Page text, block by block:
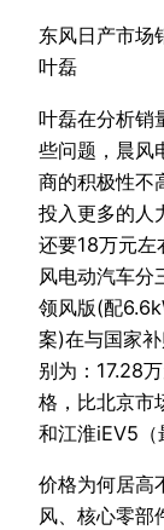
东风日产市场
叶磊
叶磊在分析销
些问题，晨风
商的积极性不
投入更多的人
还要18万元左
风电动汽车分
领风版(配
案)在与国家
别为：17.28
格，比北京
和江淮iEV5（
价格为何居高
风、核心零部